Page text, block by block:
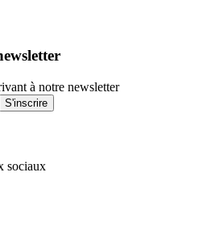
à notre newsletter
S'inscrire
sociaux